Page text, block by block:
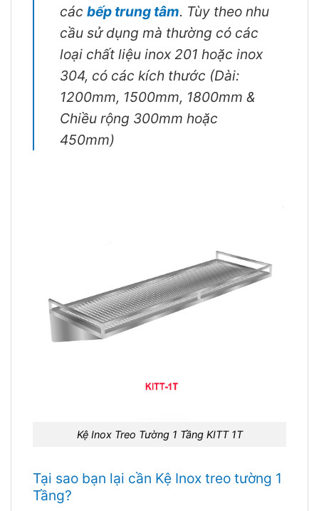
các bếp trung tâm. Tùy theo nhu
cầu sử dụng mà thường có các
loại chất liệu inox 201 hoặc inox
304, có các kích thước (Dài:
1200mm, 1500mm, 1800mm &
Chiều rộng 300mm hoặc
450mm)
Kệ Inox Treo Tường 1 Tầng KITT 1T
Tại sao bạn lại cần Kệ Inox treo tường 1
Tầng?